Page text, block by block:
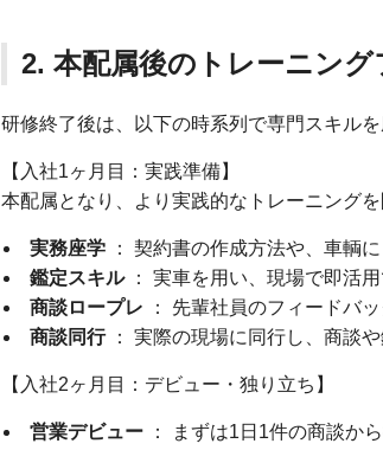
2. 本配属後のトレーニング
研修終了後は、以下の時系列で専門スキル
【入社1ヶ月目：実践準備】
本配属となり、より実践的なトレーニングを
実務座学 ： 契約書の作成方法や、車輌
鑑定スキル： 実車を用い、現場で即活
商談ロープレ ： 先輩社員のフィードバ
商談同行： 実際の現場に同行し、商談
【入社2ヶ月目：デビュー・独り立ち】
営業デビュー ： まずは1日1件の商談か